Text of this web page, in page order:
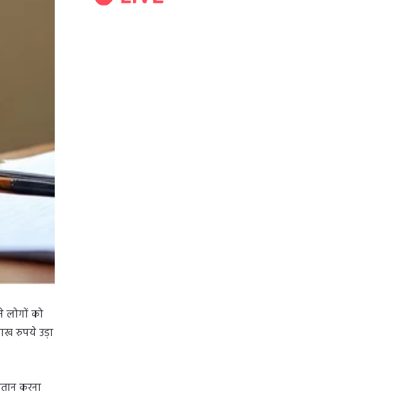
लोगों को
रुपये उड़ा
करना